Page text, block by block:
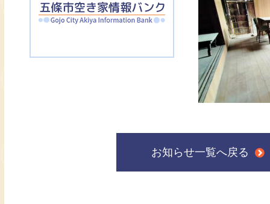
お知らせ一覧へ戻る